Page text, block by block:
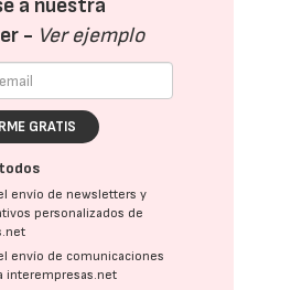
a nuestra
- Ver ejemplo
GRATIS
envío de newsletters y
personalizados de
envío de comunicaciones
interempresas.net